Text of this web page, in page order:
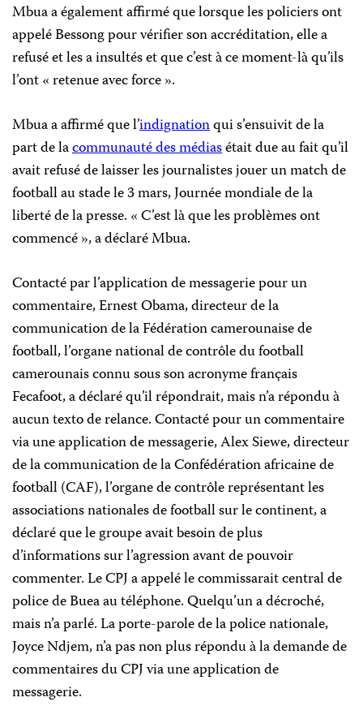
Mbua a également affirmé que lorsque les policiers ont
appelé Bessong pour vérifier son accréditation, elle a
refusé et les a insultés et que c’est à ce moment-là qu’ils
l’ont « retenue avec force ».
Mbua a affirmé que l’indignationqui s’ensuivit de la
part de lacommunauté des médiasétait due au fait qu’il
avait refusé de laisser les journalistes jouer un match de
football au stade le 3 mars, Journée mondiale de la
liberté de la presse. « C’est là que les problèmes ont
commencé », a déclaré Mbua.
Contacté par l’application de messagerie pour un
commentaire, Ernest Obama, directeur de la
communication de la Fédération camerounaise de
football, l’organe national de contrôle du football
camerounais connu sous son acronyme français
Fecafoot, a déclaré qu’il répondrait, mais n’a répondu à
aucun texto de relance. Contacté pour un commentaire
via une application de messagerie, Alex Siewe, directeur
de la communication de la Confédération africaine de
football (CAF), l’organe de contrôle représentant les
associations nationales de football sur le continent, a
déclaré que le groupe avait besoin de plus
d’informations sur l’agression avant de pouvoir
commenter. Le CPJ a appelé le commissarait central de
police de Buea au téléphone. Quelqu’un a décroché,
mais n’a parlé. La porte-parole de la police nationale,
Joyce Ndjem, n’a pas non plus répondu à la demande de
commentaires du CPJ via une application de
messagerie.